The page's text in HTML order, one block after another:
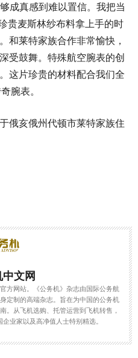
成真感到难以置信。我把当
贵麦斯林纱布料拿上手的时
和莱特家族合作非常愉快，
受鼓舞。特殊航空腕表的创
这片珍贵的材料配合我们全
腕表。
俄亥俄州代顿市莱特家族住
文网
方网站。《公务机》杂志由国际公务航
定制的高端杂志。旨在为中国的公务机
。从飞机选购、托管运营到飞机转售，
业家以及高净值人士特别精选。